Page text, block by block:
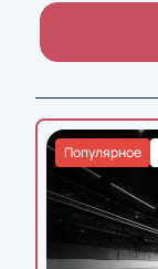
Популярное